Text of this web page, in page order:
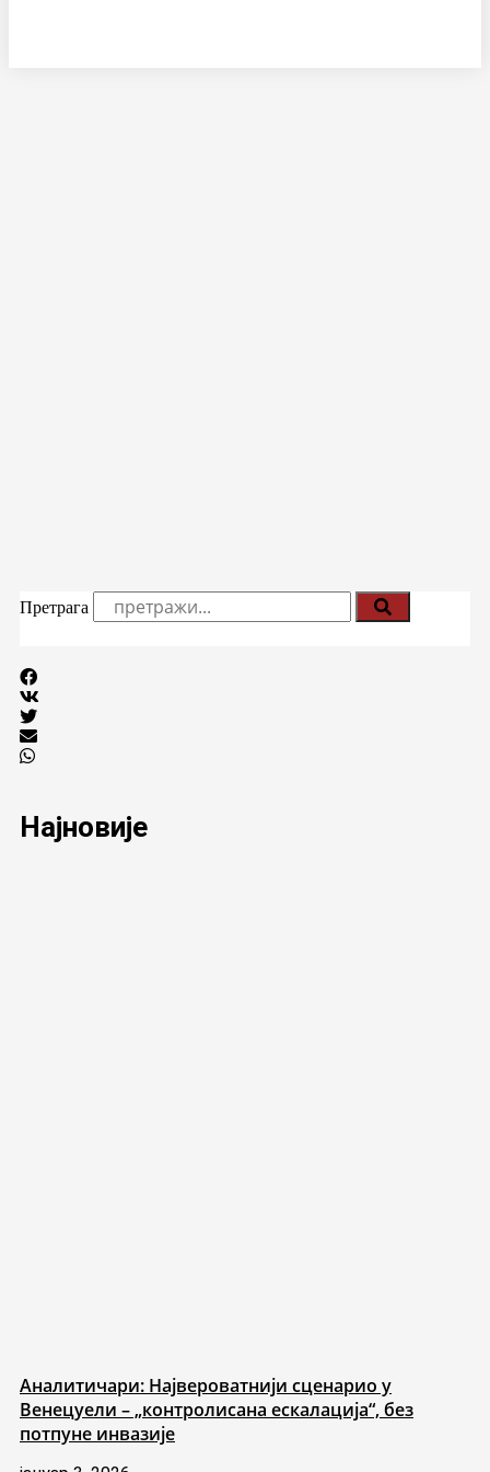
Претрага
Најновије
Аналитичари: Највероватнији сценарио у
Венецуели – „контролисана ескалација“, без
потпуне инвазије